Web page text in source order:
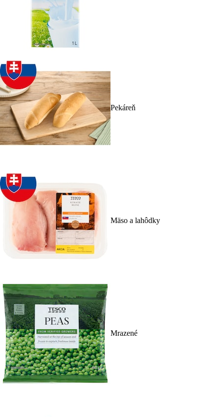
Pekáreň
Mäso a lahôdky
Mrazené